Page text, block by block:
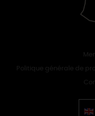
Politique générale de